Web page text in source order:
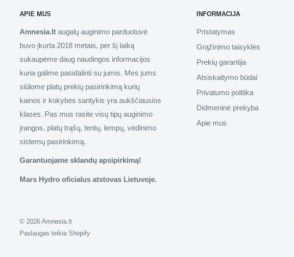
APIE MUS
Amnesia.lt augalų auginimo parduotuvė
buvo įkurta 2018 metais, per šį laiką
sukaupėme daug naudingos informacijos
kuria galime pasidalinti su jumis. Mes jums
siūlome platų prekių pasirinkimą kurių
kainos ir kokybės santykis yra aukščiausios
klasės. Pas mus rasite visų tipų auginimo
įrangos, platų trąšų, tentų, lempų, vėdinimo
sistemų pasirinkimą.
Garantuojame sklandų apsipirkimą!
Mars Hydro oficialus atstovas Lietuvoje.
INFORMACIJA
Pristatymas
Grąžinimo taisyklės
Prekių garantija
Atsiskaitymo būdai
Privatumo politika
Didmeninė prekyba
Apie mus
© 2026 Amnesia.lt
Paslaugas teikia Shopify